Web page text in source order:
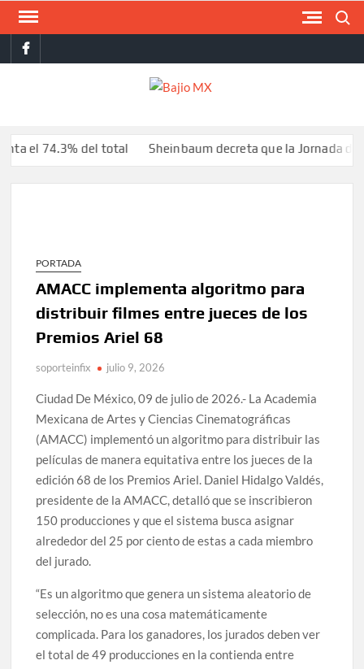
Saltar
contenidofacebook
del total Sheinbaum decreta que la Jornada de
PORTADA
AMACC implementa algoritmo para
distribuir filmes entre jueces de los
Premios Ariel 68
soporteinfix julio 9, 2026
Ciudad De México, 09 de julio de 2026.- La Academia
Mexicana de Artes y Ciencias Cinematográficas
(AMACC) implementó un algoritmo para distribuir las
películas de manera equitativa entre los jueces de la
edición 68 de los Premios Ariel. Daniel Hidalgo Valdés,
presidente de la AMACC, detalló que se inscribieron
150 producciones y que el sistema busca asignar
alrededor del 25 por ciento de estas a cada miembro
del jurado.
“Es un algoritmo que genera un sistema aleatorio de
selección, no es una cosa matemáticamente
complicada. Para los ganadores, los jurados deben ver
el total de 49 producciones en la contienda entre